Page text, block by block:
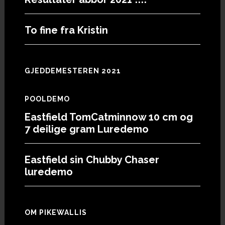
To fine fra Kristin
GJEDDEMESTEREN 2021
POOLDEMO
Eastfield TomCatminnow 10 cm og
7 deilige gram Luredemo
Eastfield sin Chubby Chaser
luredemo
OM PIKEWALLIS